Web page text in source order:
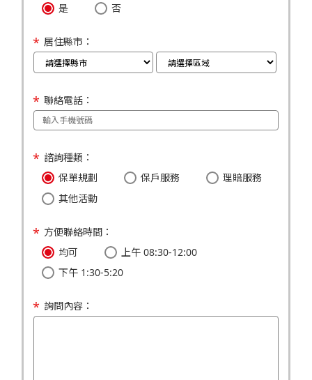
是
否
居住縣市：
聯絡電話：
諮詢種類：
保單規劃
保戶服務
理賠服務
其他活動
方便聯絡時間：
均可
上午 08:30-12:00
下午 1:30-5:20
詢問內容：